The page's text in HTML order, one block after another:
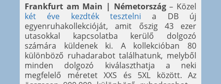
Frankfurt am Main | Németország– Közel
két éve kezdték tesztelni a DB új
egyenruhakollekcióját, amit őszig 43 ezer
utasokkal kapcsolatba kerülő dolgozó
számára küldenek ki. A kollekcióban 80
különböző ruhadarabot találhatunk, melyből
minden dolgozó kiválaszthatja a neki
megfelelő méretet XXS és 5XL között. Az